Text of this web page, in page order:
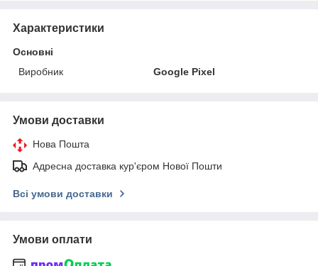
Характеристики
Основні
Виробник
Google Pixel
Умови доставки
Нова Пошта
Адресна доставка кур'єром Нової Пошти
Всі умови доставки
Умови оплати